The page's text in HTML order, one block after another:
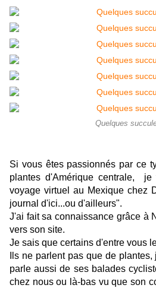
Quelques
Si vous êtes passionnés par ce
plantes d'Amérique centrale,
voyage virtuel au Mexique chez
journal d'ici...ou d'ailleurs".
J'ai fait sa connaissance grâce à
vers son site.
Je sais que certains d'entre vous
Ils ne parlent pas que de
parle aussi de ses balades
chez nous ou là-bas vu que son